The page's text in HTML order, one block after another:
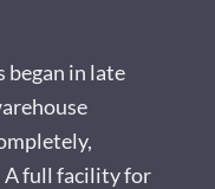
in late
A full facility for